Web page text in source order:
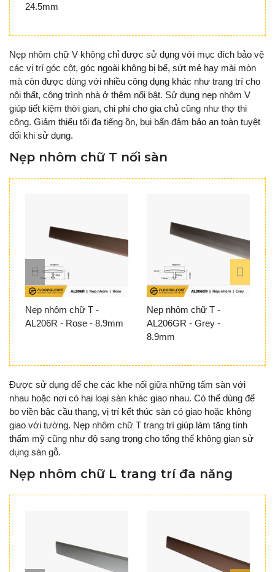
24.5mm
Nẹp nhôm chữ V không chỉ được sử dụng với mục đích bảo vệ
các vị trí góc cột, góc ngoài không bị bể, sứt mẻ hay mài mòn
mà còn được dùng với nhiều công dụng khác như trang trí cho
nội thất, công trình nhà ở thêm nổi bật. Sử dụng nẹp nhôm V
giúp tiết kiệm thời gian, chi phí cho gia chủ cũng như thợ thi
công. Giảm thiểu tối đa tiếng ồn, bụi bẩn đảm bảo an toàn tuyệt
đối khi sử dụng.
Nẹp nhôm chữ T nối sàn
Nẹp nhôm chữ T -
AL206R - Rose - 8.9mm
Nẹp nhôm chữ T -
AL206GR - Grey -
8.9mm
Được sử dụng để che các khe nối giữa những tấm sàn với
nhau hoặc nơi có hai loại sàn khác giao nhau. Có thể dùng để
bo viền bậc cầu thang, vị trí kết thúc sàn có giao hoặc không
giao với tường. Nẹp nhôm chữ T trang trí giúp làm tăng tính
thẩm mỹ cũng như độ sang trọng cho tổng thể không gian sử
dụng sàn gỗ.
Nẹp nhôm chữ L trang trí đa năng